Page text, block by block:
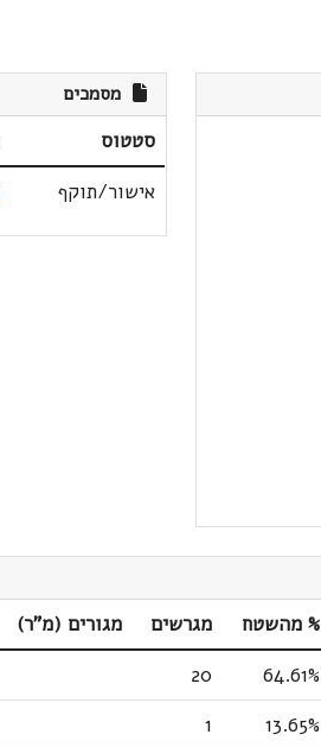
מסמכים
סטטוס
אישור/תוקף
% מהשטח מגרשים מגורים (מ"ר)
64.61%
20
13.65%
1